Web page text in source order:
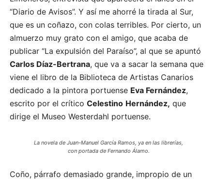
“Diario de Avisos”. Y así me ahorré la tirada al Sur,
que es un coñazo, con colas terribles. Por cierto, un
almuerzo muy grato con el amigo, que acaba de
publicar “La expulsión del Paraíso”, al que se apuntó
Carlos Díaz-Bertrana, que va a sacar la semana que
viene el libro de la Biblioteca de Artistas Canarios
dedicado a la pintora portuense Eva Fernández,
escrito por el crítico Celestino Hernández, que
dirige el Museo Westerdahl portuense.
La novela de Juan-Manuel García Ramos, ya en las librerías,
con portada de Fernando Álamo.
Coño, párrafo demasiado grande, impropio de un